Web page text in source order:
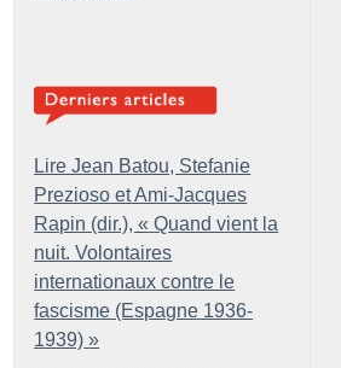
Lire Jean Batou, Stefanie
Prezioso et Ami-Jacques
Rapin (dir.), « Quand vient la
nuit. Volontaires
internationaux contre le
fascisme (Espagne 1936-
1939) »